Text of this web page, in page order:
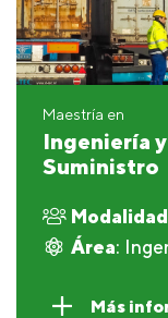
Maestría en
Ingeniería
Suministro
Área:
Más